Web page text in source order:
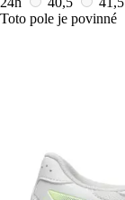
Toto pole je povinné